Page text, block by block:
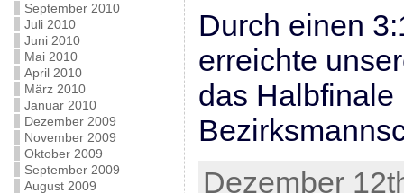
September 2010
Juli 2010
Juni 2010
Mai 2010
April 2010
März 2010
Januar 2010
Dezember 2009
November 2009
Oktober 2009
September 2009
August 2009
Durch einen
erreichte
das Halbfinale
Dezember